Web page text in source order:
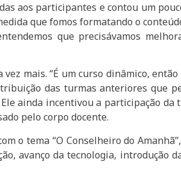
aos participantes e contou um
que fomos formatando o
que precisávamos
mais. “É um curso dinâmico,
das turmas anteriores que
ainda incentivou a participação da
pelo corpo docente.
o tema “O Conselheiro do
avanço da tecnologia, introdução